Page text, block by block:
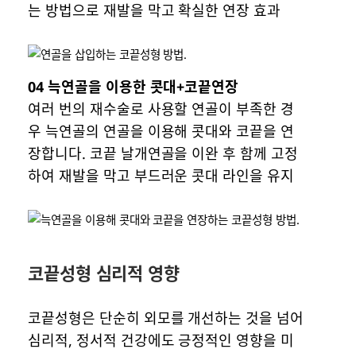
는 방법으로 재발을 막고 확실한 연장 효과
04 늑연골을 이용한 콧대+코끝연장
여러 번의 재수술로 사용할 연골이 부족한 경
우 늑연골의 연골을 이용해 콧대와 코끝을 연
장합니다. 코끝 날개연골을 이완 후 함께 고정
하여 재발을 막고 부드러운 콧대 라인을 유지
​코끝성형 심리적 영향
코끝성형은 단순히 외모를 개선하는 것을 넘어
심리적, 정서적 건강에도 긍정적인 영향을 미